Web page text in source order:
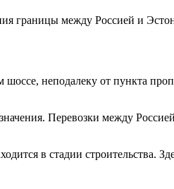
границы между Россией и
неподалеку от пункта
Перевозки между
в стадии строительства.